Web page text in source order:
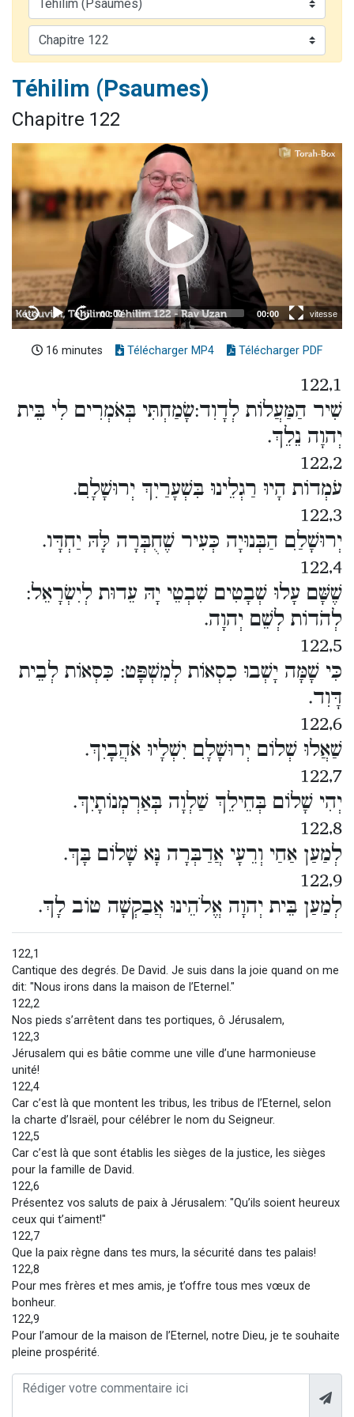
30 personnes viennent de faire un don pour Sauvez la jambe de Yohan
Il reste 49 places pour étudier en groupe sur Zoom
12 nouvelles musiques dans Torah-Box Music
Téhilim (Psaumes)
Chapitre 122
16 minutes Télécharger MP4 Télécharger PDF
122,1
שִׁיר הַמַּעֲלוֹת לְדָוִד:שָׂמַחְתִּי בְּאֹמְרִים לִי בֵּית
יְהוָה נֵלֵךְ.
122,2
עֹמְדוֹת הָיוּ רַגְלֵינוּ בִּשְׁעָרַיִךְ יְרוּשָׁלִָם.
122,3
יְרוּשָׁלִַם הַבְּנוּיָה כְּעִיר שֶׁחֻבְּרָה לָּהּ יַחְדָּו.
122,4
שֶׁשָּׁם עָלוּ שְׁבָטִים שִׁבְטֵי יָהּ עֵדוּת לְיִשְׂרָאֵל:
לְהֹדוֹת לְשֵׁם יְהוָה.
122,5
כִּי שָׁמָּה יָשְׁבוּ כִסְאוֹת לְמִשְׁפָּט: כִּסְאוֹת לְבֵית
דָּוִד.
122,6
שַׁאֲלוּ שְׁלוֹם יְרוּשָׁלִָם יִשְׁלָיוּ אֹהֲבָיִךְ.
122,7
יְהִי שָׁלוֹם בְּחֵילֵךְ שַׁלְוָה בְּאַרְמְנוֹתָיִךְ.
122,8
לְמַעַן אַחַי וְרֵעָי אֲדַבְּרָה נָּא שָׁלוֹם בָּךְ.
122,9
לְמַעַן בֵּית יְהוָה אֱלֹהֵינוּ אֲבַקְשָׁה טוֹב לָךְ.
122,1
Cantique des degrés. De David. Je suis dans la joie quand on me
dit: "Nous irons dans la maison de l’Eternel."
122,2
Nos pieds s’arrêtent dans tes portiques, ô Jérusalem,
122,3
Jérusalem qui es bâtie comme une ville d’une harmonieuse
unité!
122,4
Car c’est là que montent les tribus, les tribus de l’Eternel, selon
la charte d’Israël, pour célébrer le nom du Seigneur.
122,5
Car c’est là que sont établis les sièges de la justice, les sièges
pour la famille de David.
122,6
Présentez vos saluts de paix à Jérusalem: "Qu’ils soient heureux
ceux qui t’aiment!"
122,7
Que la paix règne dans tes murs, la sécurité dans tes palais!
122,8
Pour mes frères et mes amis, je t’offre tous mes vœux de
bonheur.
122,9
Pour l’amour de la maison de l’Eternel, notre Dieu, je te souhaite
pleine prospérité.